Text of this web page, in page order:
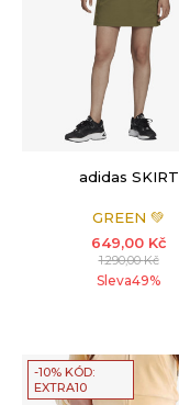
adidas SKIRT
GREEN 💚
649,00 Kč
1.290,00Kč
Sleva49%
-10% KÓD:
EXTRA10